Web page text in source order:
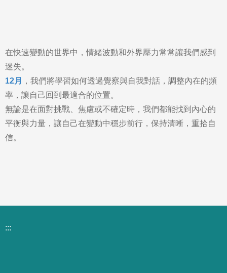
在快速變動的世界中，情緒波動和外界壓力常常讓我們感到
迷失。
12月
，我們將學習如何透過覺察與自我對話，調整內在的頻
率，讓自己回到最適合的位置。
無論是在面對挑戰、焦慮或不確定時，我們都能找到內心的
平衡與力量，讓自己在變動中穩步前行，保持清晰，重拾自
信。
:::